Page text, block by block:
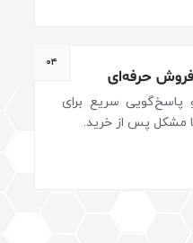
۰۴
حرفه‌ای
پاسخ‌گویی سریع برای
مشکل پس از خرید.